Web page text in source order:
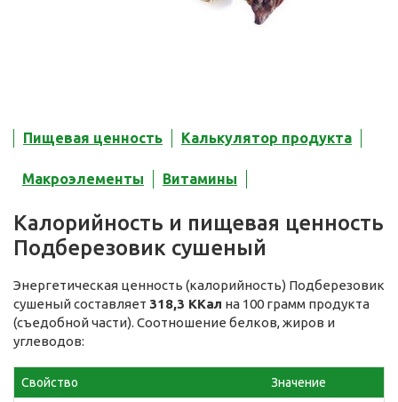
Пищевая ценность Калькулятор продукта
Макроэлементы Витамины
Калорийность и пищевая ценность
Подберезовик сушеный
Энергетическая ценность (калорийность) Подберезовик
сушеный составляет 318,3 ККал на 100 грамм продукта
(съедобной части). Соотношение белков, жиров и
углеводов:
Свойство Значение